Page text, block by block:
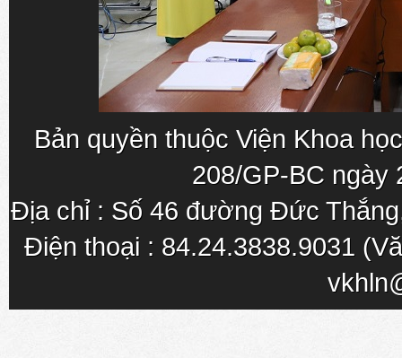
Bản quyền thuộc Viện Khoa
208/GP-BC ngày
Địa chỉ : Số 46 đường Đức
Điện thoại : 84.24.3838.9031